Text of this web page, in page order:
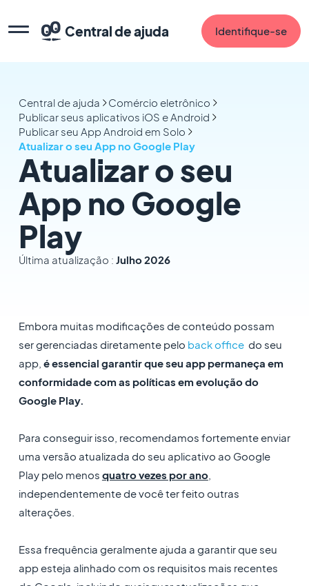
Central de ajuda Identifique-se
Central de ajuda
Comércio eletrônico
Publicar seus aplicativos iOS e Android
Publicar seu App Android em Solo
Atualizar o seu App no Google Play
Atualizar o seu
App no Google
Play
Última atualização : Julho 2026
Embora muitas modificações de conteúdo possam
ser gerenciadas diretamente pelo back officedo seu
app, é essencial garantir que seu app permaneça em
conformidade com as políticas em evolução do
Google Play.
Para conseguir isso, recomendamos fortemente enviar
uma versão atualizada do seu aplicativo ao Google
Play pelo menos quatro vezes por ano,
independentemente de você ter feito outras
alterações.
Essa frequência geralmente ajuda a garantir que seu
app esteja alinhado com os requisitos mais recentes